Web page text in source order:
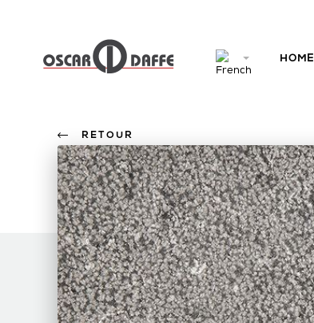
HOME
RETOUR